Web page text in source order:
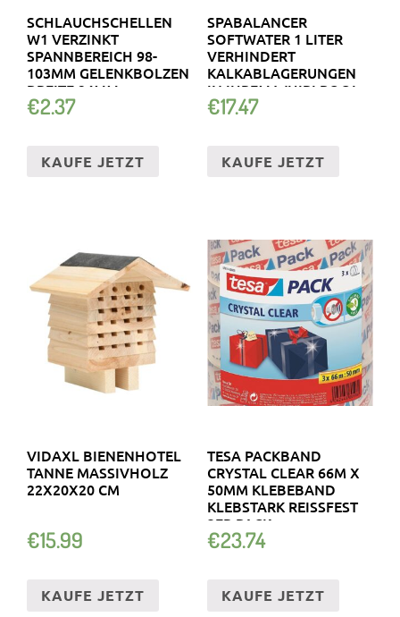
SCHLAUCHSCHELLEN
W1 VERZINKT
SPANNBEREICH 98-
103MM GELENKBOLZEN
BREITE 24MM
€2.37
KAUFE JETZT
SPABALANCER
SOFTWATER 1 LITER
VERHINDERT
KALKABLAGERUNGEN
IN IHREM WHIRLPOOL
€17.47
KAUFE JETZT
VIDAXL BIENENHOTEL
TANNE MASSIVHOLZ
22X20X20 CM
€15.99
KAUFE JETZT
TESA PACKBAND
CRYSTAL CLEAR 66M X
50MM KLEBEBAND
KLEBSTARK REISSFEST 3
ER PACK
€23.74
KAUFE JETZT